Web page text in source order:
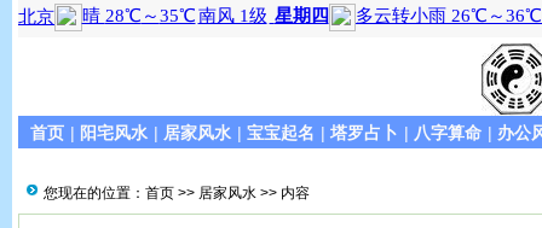
首页 | 阳宅风水 | 居家风水 | 宝宝起名 | 塔罗占卜 | 八字算命 | 办公
您现在的位置： 首页 >> 居家风水 >> 内容